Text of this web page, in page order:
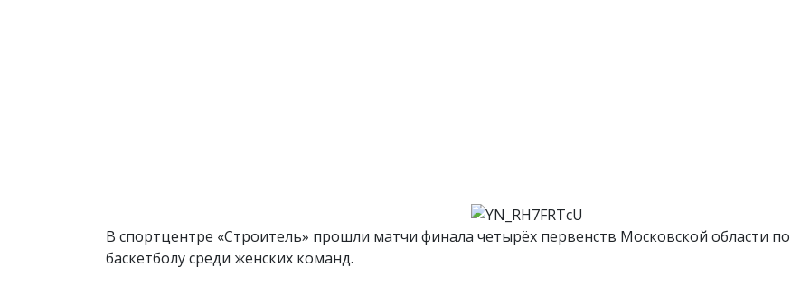
В спортцентре «Строитель» прошли матчи финала четырёх первенств Московской области по
баскетболу среди женских команд.